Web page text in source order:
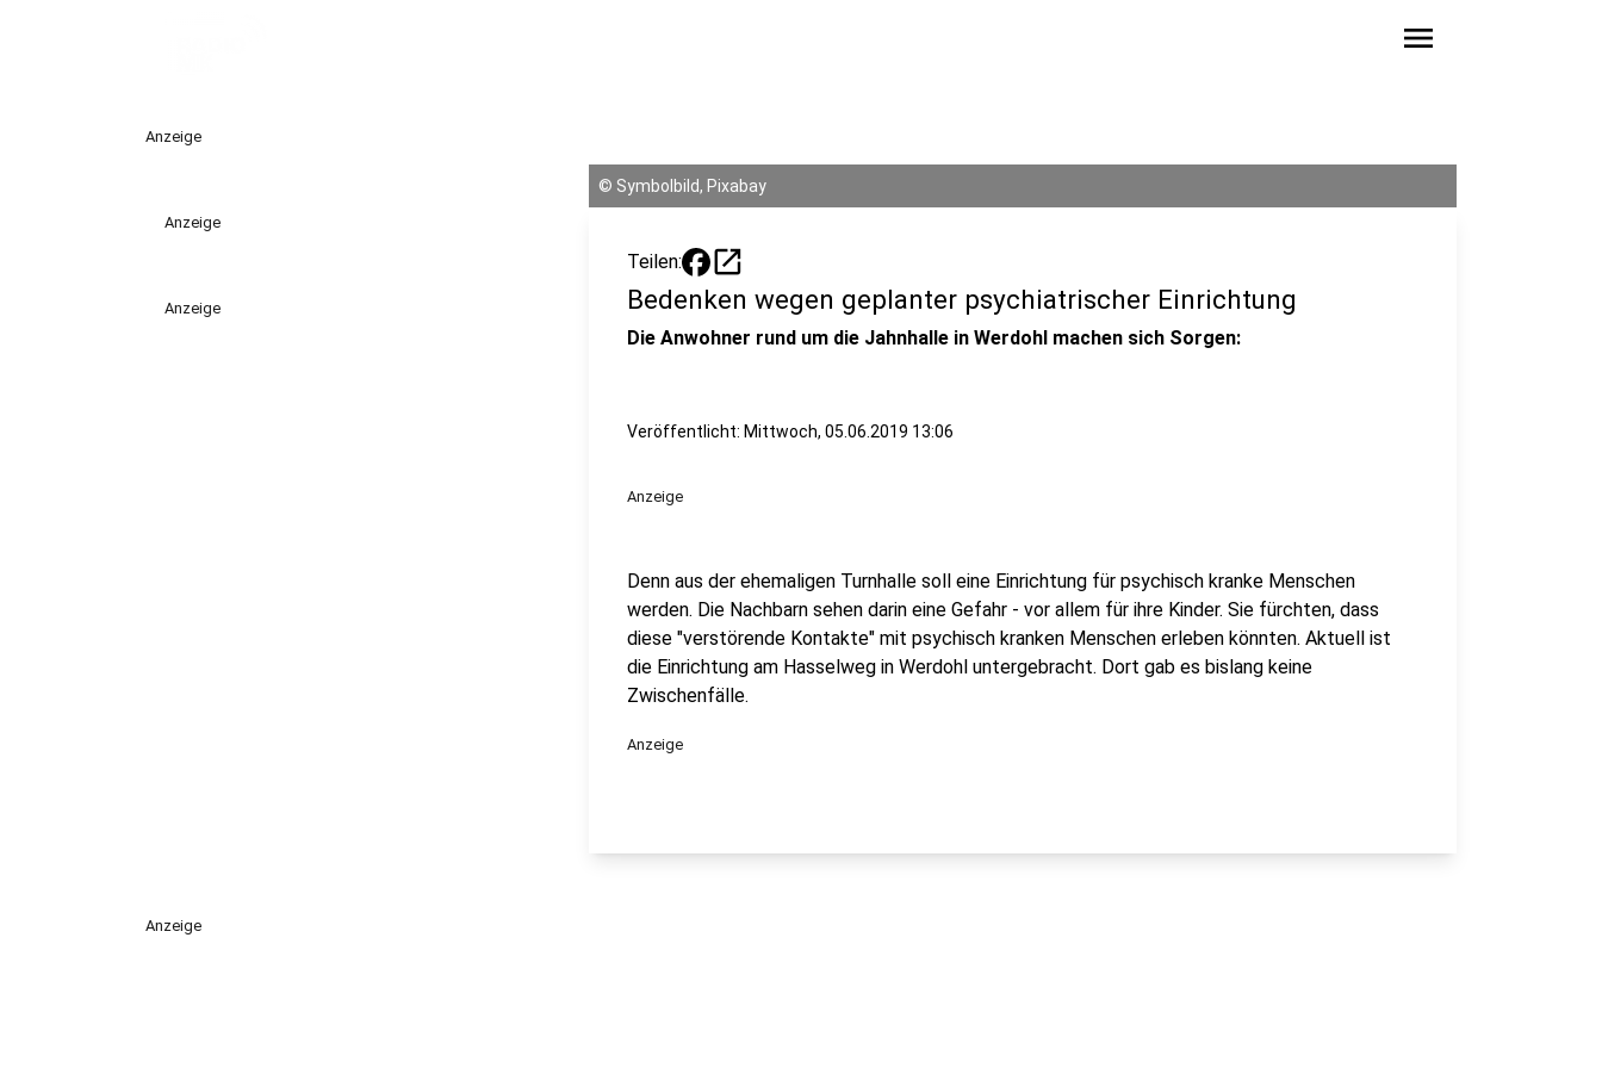
menu
Anzeige
Anzeige
Anzeige
© Symbolbild, Pixabay
Teilen: open_in_new
Bedenken wegen geplanter psychiatrischer Einrichtung
Die Anwohner rund um die Jahnhalle in Werdohl machen sich Sorgen:
Veröffentlicht: Mittwoch, 05.06.2019 13:06
Anzeige
Denn aus der ehemaligen Turnhalle soll eine Einrichtung für psychisch kranke Menschen
werden. Die Nachbarn sehen darin eine Gefahr - vor allem für ihre Kinder. Sie fürchten, dass
diese "verstörende Kontakte" mit psychisch kranken Menschen erleben könnten. Aktuell ist
die Einrichtung am Hasselweg in Werdohl untergebracht. Dort gab es bislang keine
Zwischenfälle.
Anzeige
Anzeige